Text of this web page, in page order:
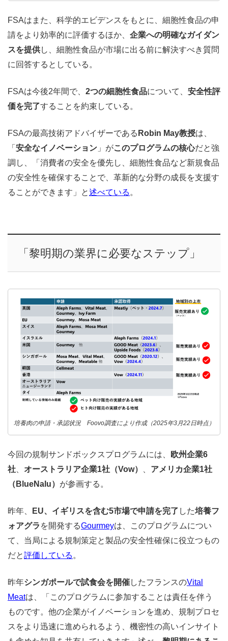
FSAはまた、科学的エビデンスをもとに、細胞性食品の申
請をより効率的に評価するほか、 企業への明確なガイダン
スを提供し、細胞性食品が市場に出る前に解決すべき質問
に回答するとしている。
FSAは今後2年間で、 2つの細胞性食品について、 安全性評
価を完了することを約束している。
FSAの最高技術アドバイザーである Robin May教授は、
「 安全なイノベーション 」がこのプログラムの核心だと強
調し、「消費者の安全を優先し、細胞性食品など新規食品
の安全性を確保することで、革新的な分野の成長を支援す
ることができます」と述べている 。
「黎明期の業界に必要なステップ」
培養肉の申請・承認状況 Foovo調査により作成（2025年3月22日時点）
今回の規制サンドボックスプログラムには、
欧州企業6
社
オーストラリア企業1社（Vow）
アメリカ企業1社
（BlueNalu） が参画する。
昨年、 EU、イギリスを含む5市場で申請を完了 した培養フ
ォアグラ を開発するGourmeyは、このプログラムについ
て、当局による規制策定と製品の安全性確保に役立つもの
だと評価している 。
昨年シンガポールで試食会を開催したフランスのVital
Meatは、「このプログラムに参加することは責任を伴う
ものです。他の企業がイノベーションを進め、規制プロセ
スをより迅速に進められるよう、機密性の高いインサイト